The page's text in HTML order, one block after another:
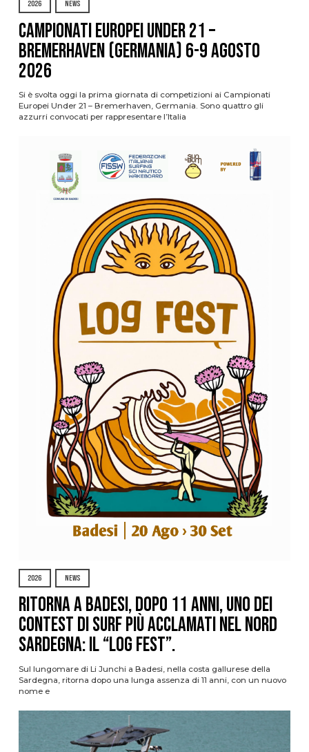
2026 NEWS
Campionati Europei Under 21 –
Bremerhaven (Germania) 6-9 agosto
2026
Si è svolta oggi la prima giornata di competizioni ai Campionati
Europei Under 21 – Bremerhaven, Germania. Sono quattro gli
azzurri convocati per rappresentare l’Italia
2026 NEWS
Ritorna a Badesi, dopo 11 anni, uno dei
contest di surf più acclamati nel nord
Sardegna: il “Log Fest”.
Sul lungomare di Li Junchi a Badesi, nella costa gallurese della
Sardegna, ritorna dopo una lunga assenza di 11 anni, con un nuovo
nome e